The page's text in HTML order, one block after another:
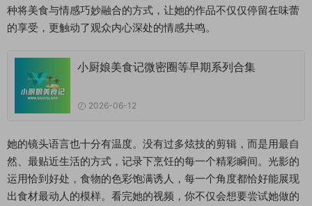
种将美食与情感巧妙融合的方式，让她的作品不仅仅停留在味蕾
的享受，更触动了观众内心深处的情感共鸣。
小厨娘美食记微密圈等早期系列合集
2026-06-12
她的镜头语言也十分有温度。没有过多炫技的剪辑，而是用最自
然、最贴近生活的方式，记录下烹饪的每一个精彩瞬间。光影的
运用恰到好处，食物的色彩饱满诱人，每一个角度都恰好能展现
出食材最动人的模样。看完她的视频，你不仅会想要尝试她做的